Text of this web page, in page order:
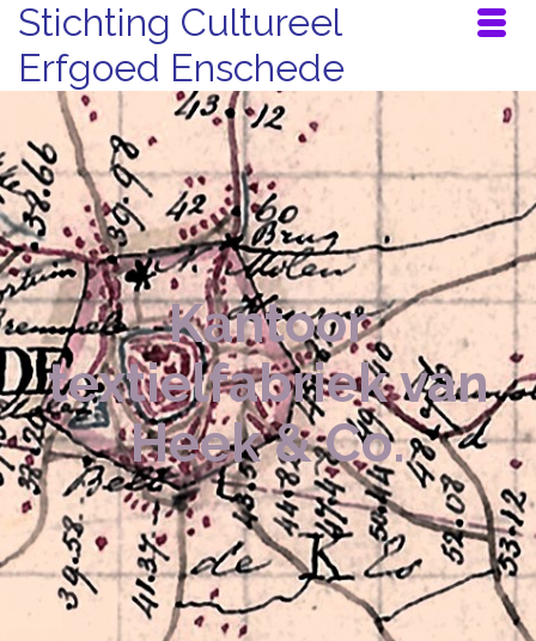
Stichting Cultureel
Erfgoed Enschede
Kantoor
textielfabriek van
Heek & Co.